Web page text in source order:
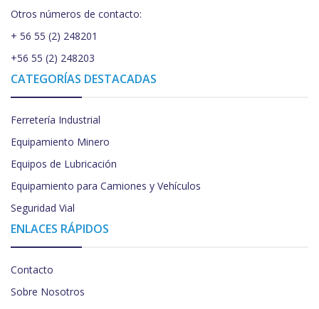
Otros números de contacto:
+ 56 55 (2) 248201
+56 55 (2) 248203
CATEGORÍAS DESTACADAS
Ferretería Industrial
Equipamiento Minero
Equipos de Lubricación
Equipamiento para Camiones y Vehículos
Seguridad Vial
ENLACES RÁPIDOS
Contacto
Sobre Nosotros